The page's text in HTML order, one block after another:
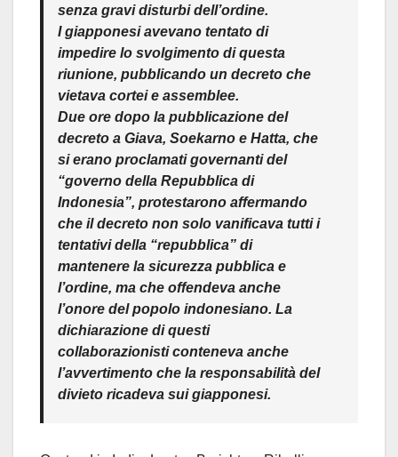
senza gravi disturbi dell’ordine.
I giapponesi avevano tentato di
impedire lo svolgimento di questa
riunione, pubblicando un decreto che
vietava cortei e assemblee.
Due ore dopo la pubblicazione del
decreto a Giava, Soekarno e Hatta, che
si erano proclamati governanti del
“governo della Repubblica di
Indonesia”, protestarono affermando
che il decreto non solo vanificava tutti i
tentativi della “repubblica” di
mantenere la sicurezza pubblica e
l’ordine, ma che offendeva anche
l’onore del popolo indonesiano. La
dichiarazione di questi
collaborazionisti conteneva anche
l’avvertimento che la responsabilità del
divieto ricadeva sui giapponesi.